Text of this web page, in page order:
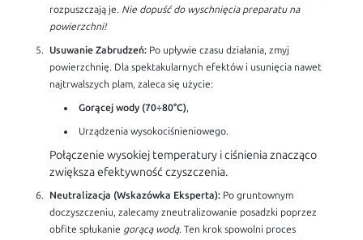
rozpuszczają je. Nie dopuść do wyschnięcia preparatu na
powierzchni!
Usuwanie Zabrudzeń: Po upływie czasu działania, zmyj
powierzchnię. Dla spektakularnych efektów i usunięcia nawet
najtrwalszych plam, zaleca się użycie:
Gorącej wody (70÷80°C),
Urządzenia wysokociśnieniowego.
Połączenie wysokiej temperatury i ciśnienia znacząco
zwiększa efektywność czyszczenia.
Neutralizacja (Wskazówka Eksperta): Po gruntownym
doczyszczeniu, zalecamy zneutralizowanie posadzki poprzez
obfite spłukanie gorącą wodą. Ten krok spowolni proces